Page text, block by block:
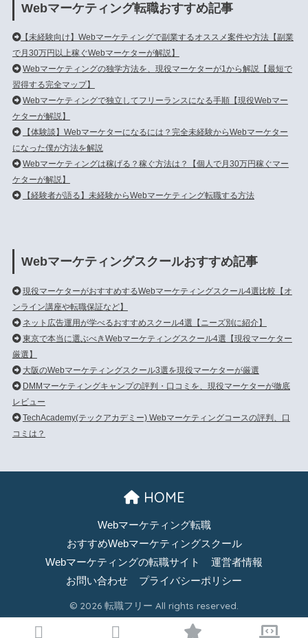
Webマーケティング転職おすすめ記事
【未経験向け】Webマーケティングで副業するオススメ案件や方法【副業
で月30万円以上稼ぐWebマーケターが解説】
Webマーケティングの独学方法を、現役マーケターが1から解説【最短で
習得する完全マップ】
Webマーケティングで独立してフリーランスになる手順【現役Webマー
ケターが解説】
【体験談】Webマーケターになるには？完全未経験からWebマーケター
になった僕が方法を解説
Webマーケティングは稼げる？稼ぐ方法は？【個人で月30万円稼ぐマー
ケターが解説】
【経験者が語る】未経験からWebマーケティング転職する方法
Webマーケティングスクールおすすめ記事
現役マーケターがおすすめするWebマーケティングスクール4選比較【オ
ンライン講座や転職保証など】
ネット広告運用が学べるおすすめスクール4選【ニーズ別に紹介】
東京で本当に選ぶべきWebマーケティングスクール4選【現役マーケター
厳選】
大阪のWebマーケティングスクール3選を現役マーケターが厳選
DMMマーケティングキャンプの評判・口コミを、現役マーケターが徹底
レビュー
TechAcademy(テックアカデミー) Webマーケティングコースの評判、口
コミは？
HOME
Webマーケティング転職
おすすめWebマーケティングスクール
Webマーケティングの転職サイト
運営者情報
お問い合わせ
プライバシーポリシー
© 2026 転職フリー All rights reserved.